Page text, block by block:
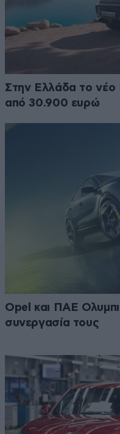
Στην Ελλάδα το νέο
από 30.900 ευρώ
Opel και ΠΑΕ
συνεργασία τους